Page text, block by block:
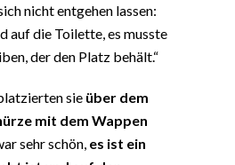
nicht entgehen lassen:
auf die Toilette, es musste
der den Platz behält.“
sie über dem
mit dem Wappen
sehr schön, es ist ein